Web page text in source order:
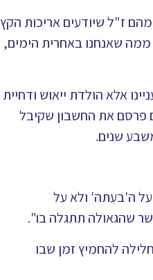
ז"ל שיודעים אריכות הקץ
שאנחנו באחרית הימים,
אלא הולדת ייאוש ודחיית
פרסם את החשבון שקיבל
שנים.
על ה'בעִתהּ' ולא על
שהגאולה תתגלה בו".
להחמיץ זמן שבו